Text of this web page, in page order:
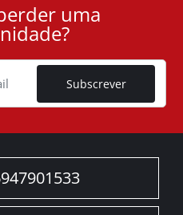
uma
Subscrever